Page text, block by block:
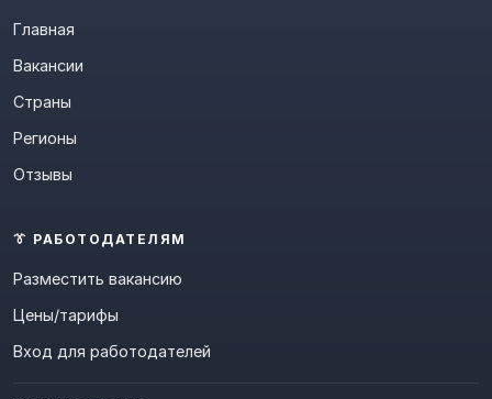
Главная
Вакансии
Страны
Регионы
Отзывы
👔 РАБОТОДАТЕЛЯМ
Разместить вакансию
Цены/тарифы
Вход для работодателей